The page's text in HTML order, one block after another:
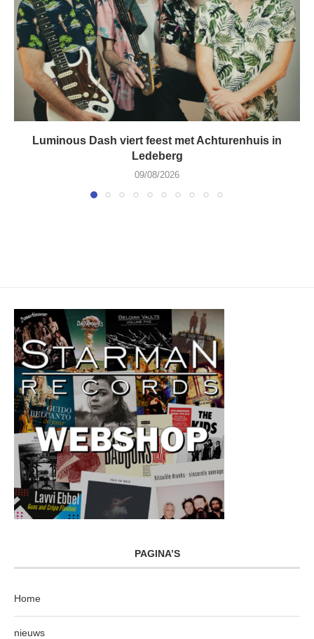
Luminous Dash viert feest met Achturenhuis in
Ledeberg
09/08/2026
PAGINA’S
Home
nieuws